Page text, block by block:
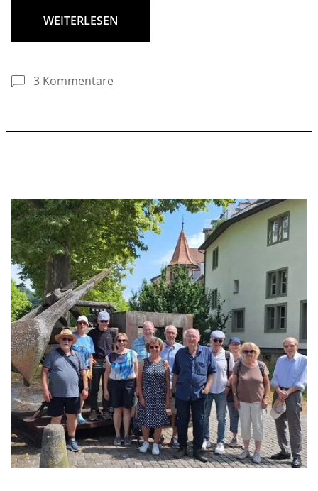
WEITERLESEN
3 Kommentare